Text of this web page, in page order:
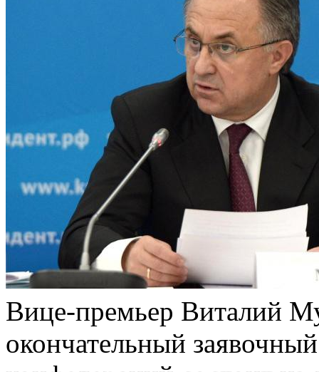
Вице-премьер Виталий
окончательный